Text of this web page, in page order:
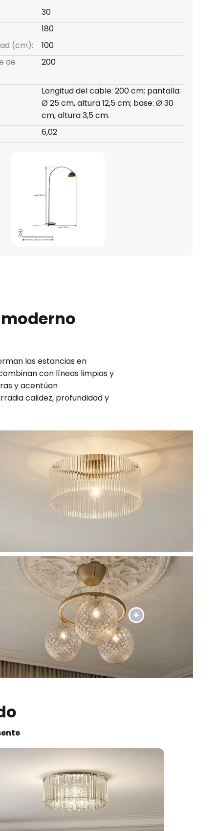
30
180
(cm):
100
de
200
Longitud del cable: 200 cm; pantalla:
Ø 25 cm, altura 12,5 cm; base: Ø 30
cm, altura 3,5 cm.
6,02
las estancias en
con líneas limpias y
y acentúan
calidez, profundidad y